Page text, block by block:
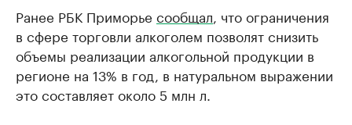
Ранее РБК Приморье сообщал, что ограничения
в сфере торговли алкоголем позволят снизить
объемы реализации алкогольной продукции в
регионе на 13% в год, в натуральном выражении
это составляет около 5 млн л.